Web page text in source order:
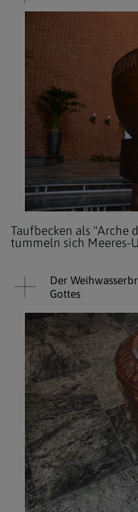
Taufbecken als "Arche
tummeln sich Meeres-
Der
Gottes